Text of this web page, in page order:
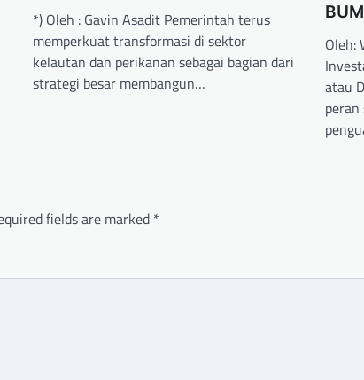
*) Oleh : Gavin Asadit Pemerintah terus
memperkuat transformasi di sektor
kelautan dan perikanan sebagai bagian dari
strategi besar membangun…
Oleh:
atau
fields are marked *